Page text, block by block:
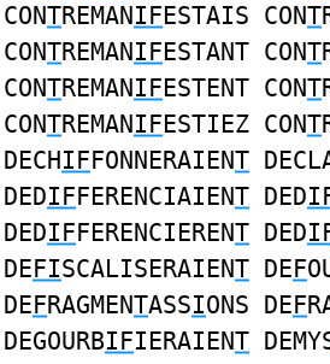
CONTREMANIFESTAIS CONT
CONTREMANIFESTANT CONT
CONTREMANIFESTENT CONT
CONTREMANIFESTIEZ CONT
DECHIFFONNERAIENT
DEDIFFERENCIAIENT DED
DEDIFFERENCIERENT DED
DEFISCALISERAIENT DEF
DEFRAGMENTASSIONS DEF
DEGOURBIFIERAIENT